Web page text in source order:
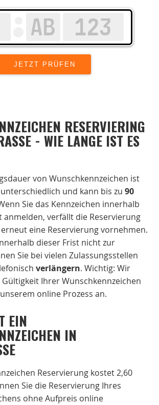
RESERVIERING
- WIE LANGE IST ES
von Wunschkennzeichen ist
und kann bis zu 90
Sie das Kennzeichen innerhalb
anmelden, verfällt die Reservierung
eine Reservierung vornehmen.
dieser Frist nicht zur
Sie bei vielen Zulassungsstellen
verlängern. Wichtig: Wir
Ihrer Wunschkennzeichen
online Prozess an.
EIN
IN
Reservierung kostet 2,60
Sie die Reservierung Ihres
ohne Aufpreis online